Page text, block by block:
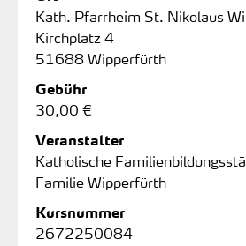
Kath. Pfarrheim St. Nikolaus
Kirchplatz 4
51688 Wipperfürth
Gebühr
30,00 €
Veranstalter
Katholische
Familie Wipperfürth
Kursnummer
2672250084